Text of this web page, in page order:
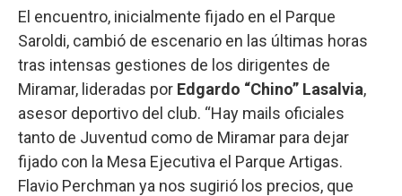
El encuentro, inicialmente fijado en el Parque
Saroldi, cambió de escenario en las últimas horas
tras intensas gestiones de los dirigentes de
Miramar, lideradas por Edgardo “Chino” Lasalvia,
asesor deportivo del club. “Hay mails oficiales
tanto de Juventud como de Miramar para dejar
fijado con la Mesa Ejecutiva el Parque Artigas.
Flavio Perchman ya nos sugirió los precios, que